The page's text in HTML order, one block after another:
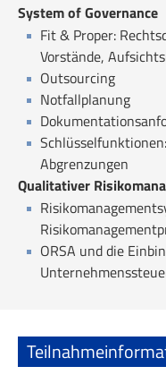
System of Governance
Fit & Proper:
Vorstände,
Outsourcing
Notfallplanung
Abgrenzungen
Qualitativer
ORSA und die